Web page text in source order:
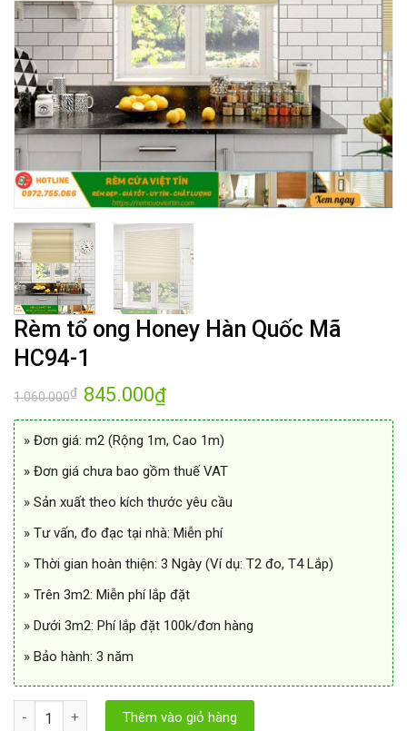
Rèm tổ ong Honey Hàn Quốc Mã
HC94-1
1.060.000₫ Giá
gốc
845.000₫Giá
845.000₫.
» Đơn giá: m2 (Rộng 1m, Cao 1m)
» Đơn giá chưa bao gồm thuế VAT
» Sản xuất theo kích thước yêu cầu
» Tư vấn, đo đạc tại nhà: Miễn phí
» Thời gian hoàn thiện: 3 Ngày (Ví dụ: T2 đo, T4 Lắp)
» Trên 3m2: Miễn phí lắp đặt
» Dưới 3m2: Phí lắp đặt 100k/đơn hàng
» Bảo hành: 3 năm
Số lượng Thêm vào giỏ hàng